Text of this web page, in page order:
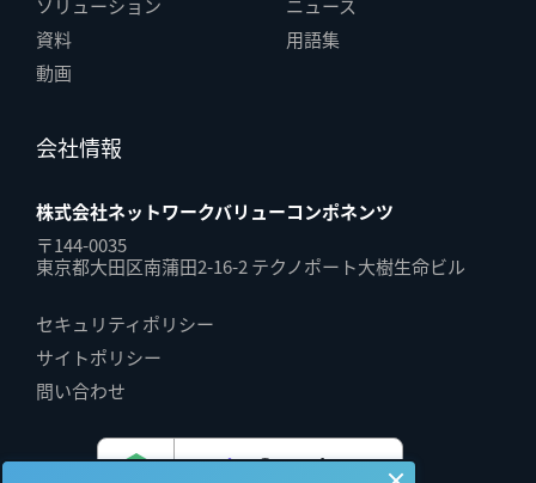
ソリューション
資料
動画
ニュース
用語集
会社情報
株式会社ネットワークバリューコンポネンツ
〒144-0035
東京都大田区南蒲田2-16-2 テクノポート大樹生命ビル
セキュリティポリシー
サイトポリシー
問い合わせ